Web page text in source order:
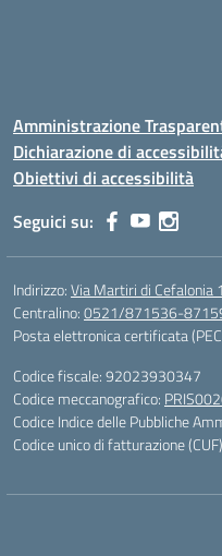
Amministrazione
Dichiarazione di
Obiettivi di accessibilità
Seguici su:
Indirizzo:Via Martiri di Cefalonia
Centralino:0521/871536-
Posta elettronica certificata
Codice fiscale: 92023930347
Codice meccanografico:
Codice Indice delle Pubbliche
Codice unico di fatturazione